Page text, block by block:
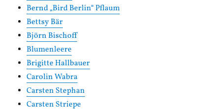
Bernd „Bird Berlin“ Pflaum
Bettsy Bär
Björn Bischoff
Blumenleere
Brigitte Hallbauer
Carolin Wabra
Carsten Stephan
Carsten Striepe